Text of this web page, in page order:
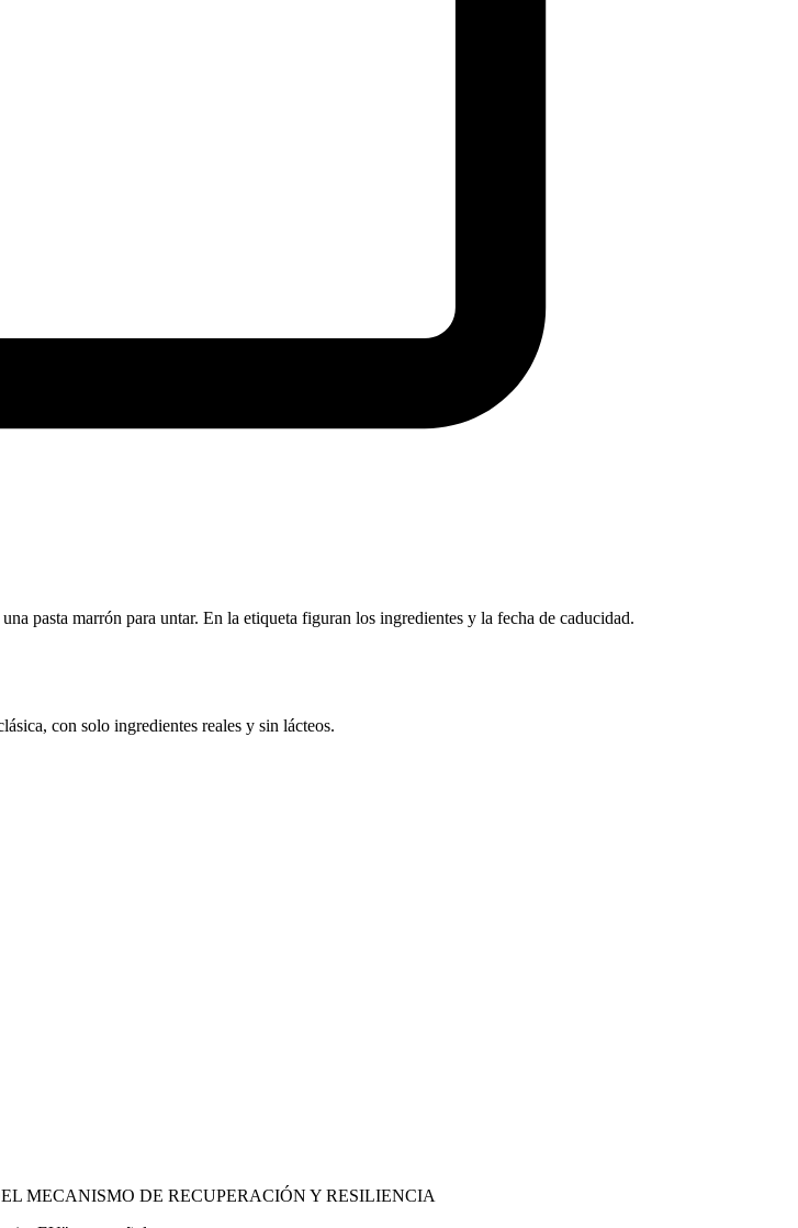
con solo ingredientes reales y sin lácteos.
MECANISMO DE RECUPERACIÓN Y RESILIENCIA